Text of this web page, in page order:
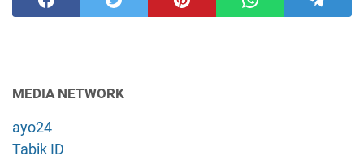
MEDIA NETWORK
ayo24
Tabik ID